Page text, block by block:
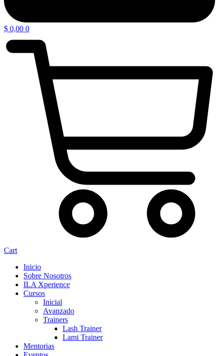
$ 0,00 0
Cart
Inicio
Sobre Nosotros
ILA Xperience
Cursos
Inicial
Avanzado
Trainers
Lash Trainer
Lami Trainer
Mentorias